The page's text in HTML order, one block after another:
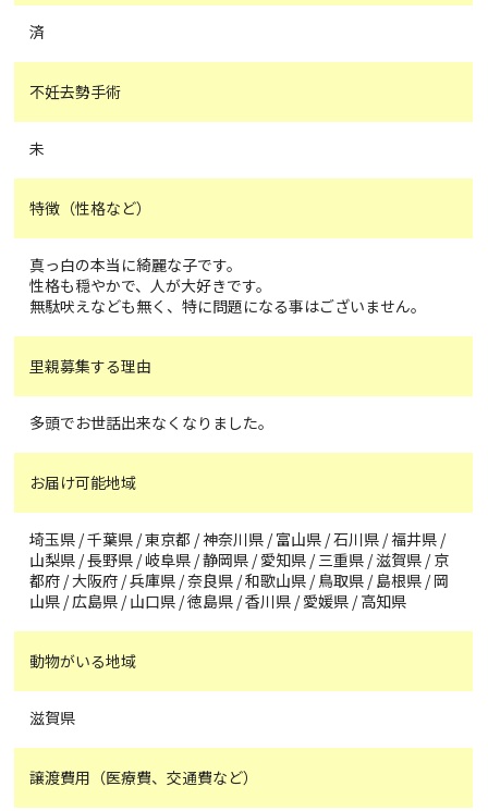
済
不妊去勢手術
未
特徴（性格など）
真っ白の本当に綺麗な子です。
性格も穏やかで、人が大好きです。
無駄吠えなども無く、特に問題になる事はございません。
里親募集する理由
多頭でお世話出来なくなりました。
お届け可能地域
埼玉県 / 千葉県 / 東京都 / 神奈川県 / 富山県 / 石川県 / 福井県 /
山梨県 / 長野県 / 岐阜県 / 静岡県 / 愛知県 / 三重県 / 滋賀県 / 京
都府 / 大阪府 / 兵庫県 / 奈良県 / 和歌山県 / 鳥取県 / 島根県 / 岡
山県 / 広島県 / 山口県 / 徳島県 / 香川県 / 愛媛県 / 高知県
動物がいる地域
滋賀県
譲渡費用（医療費、交通費など）